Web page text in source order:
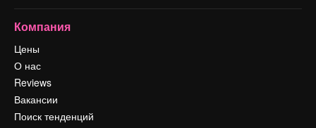
Компания
Цены
О нас
Reviews
Вакансии
Поиск тенденций